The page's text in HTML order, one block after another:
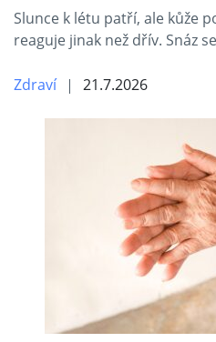
Slunce k létu patří, ale kůže
reaguje jinak než dřív. Snáz
Zdraví 21.7.2026